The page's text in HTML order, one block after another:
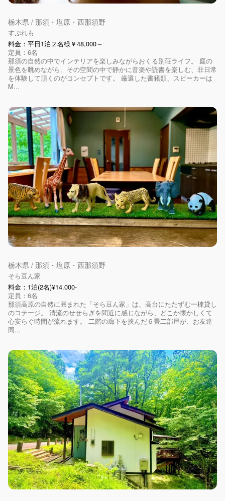
栃木県 / 那須・塩原・西那須野
すぷれも
料金：平日1泊２名様￥48,000～
定員：6名
那須の自然の中でインテリアを楽しみながらおくる別荘ライフ。 庭の
景色を眺めながら、その空間の中で静かに音楽や読書を楽しむ、非日常
を体験して頂くのがコンセプトです。 厳選した書籍類、スピーカーは
M...
栃木県 / 那須・塩原・西那須野
そら豆ん家
料金：1泊(2名)¥14.000-
定員：6名
那須高原の自然に囲まれた「そら豆ん家」は、高台にたたずむ一棟貸し
のコテージ。 清流のせせらぎを間近に感じながら、どこか懐かしくて
心安らぐ時間が流れます。 二階の廊下を挟んだ６畳二部屋が、お友達
同...